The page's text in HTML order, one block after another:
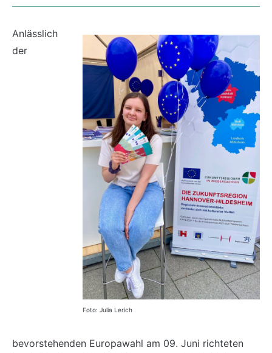
Foto: Julia Lerich
Anlässlich
der
bevorstehenden Europawahl am 09. Juni richteten